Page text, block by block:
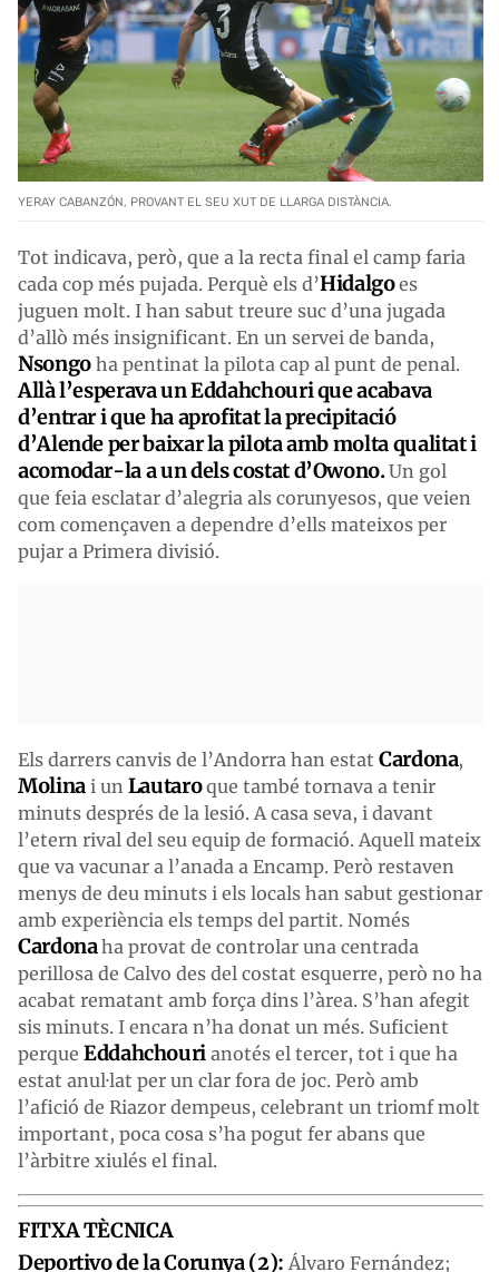
YERAY CABANZÓN, PROVANT EL SEU XUT DE LLARGA DISTÀNCIA.
Tot indicava, però, que a la recta final el camp faria
cada cop més pujada. Perquè els d’Hidalgoes
juguen molt. I han sabut treure suc d’una jugada
d’allò més insignificant. En un servei de banda,
Nsongoha pentinat la pilota cap al punt de penal.
Allà l’esperava un Eddahchouri que acabava
d’entrar i que ha aprofitat la precipitació
d’Alende per baixar la pilota amb molta qualitat i
acomodar-la a un dels costat d’Owono.Un gol
que feia esclatar d’alegria als corunyesos, que veien
com començaven a dependre d’ells mateixos per
pujar a Primera divisió.
Els darrers canvis de l’Andorra han estat Cardona,
Molinai un Lautaroque també tornava a tenir
minuts després de la lesió. A casa seva, i davant
l’etern rival del seu equip de formació. Aquell mateix
que va vacunar a l’anada a Encamp. Però restaven
menys de deu minuts i els locals han sabut gestionar
amb experiència els temps del partit. Només
Cardonaha provat de controlar una centrada
perillosa de Calvo des del costat esquerre, però no ha
acabat rematant amb força dins l’àrea. S’han afegit
sis minuts. I encara n’ha donat un més. Suficient
perque Eddahchouri anotés el tercer, tot i que ha
estat anul·lat per un clar fora de joc. Però amb
l’afició de Riazor dempeus, celebrant un triomf molt
important, poca cosa s’ha pogut fer abans que
l’àrbitre xiulés el final.
FITXA TÈCNICA
Deportivo de la Corunya (2):Álvaro Fernández;